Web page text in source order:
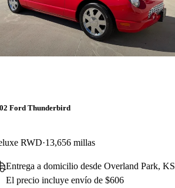
Ford Thunderbird
RWD 13,656 millas
Entrega a domicilio desde Overland Park, KS
El precio incluye envío de $606